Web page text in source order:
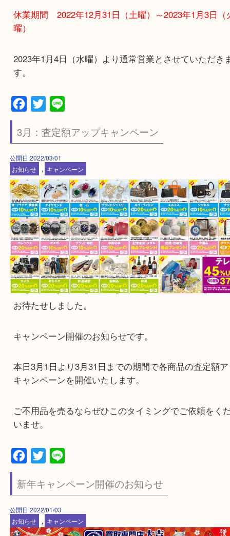
2022年も残り僅かとなりました。
休業期間 2022年12月31日（土曜）～2023年1月3
曜）
2023年1月4日（水曜）より通常営業とさせていた
す。
Facebook
Twitter
Line
3月：査定額アップキャンペーン
公開日:2022/03/01
お知らせ
, キャンペーン
キャンペーン開催のお知らせです。
本日3月1日より3月31日までの期間で各商品の査
ご不用品を売るならぜひこのタイミングでご依頼
いませ。